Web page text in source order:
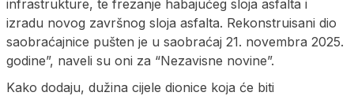
infrastrukture, te frezanje habajućeg sloja asfalta i
izradu novog završnog sloja asfalta. Rekonstruisani dio
saobraćajnice pušten je u saobraćaj 21. novembra 2025.
godine”, naveli su oni za “Nezavisne novine”.
Kako dodaju, dužina cijele dionice koja će biti